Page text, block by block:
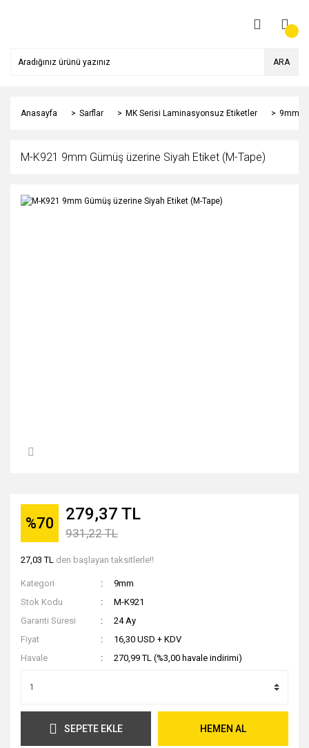
ARA
Anasayfa Sarflar MK Serisi Laminasyonsuz Etiketler 9mm
M-K921 9mm Gümüş üzerine Siyah Etiket (M-Tape)
%70 279,37 TL
931,22 TL
27,03 TL den başlayan taksitlerle!!
Kategori
9mm
Stok Kodu
M-K921
Garanti Süresi
24 Ay
Fiyat
16,30 USD + KDV
Havale
270,99 TL (%3,00 havale indirimi)
SEPETE EKLE HEMEN AL